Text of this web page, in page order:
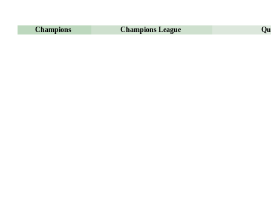
Champions Champions League